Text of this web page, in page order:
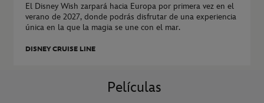
El Disney Wish zarpará hacia Europa por primera vez en el
verano de 2027, donde podrás disfrutar de una experiencia
única en la que la magia se une con el mar.
DISNEY CRUISE LINE
Películas